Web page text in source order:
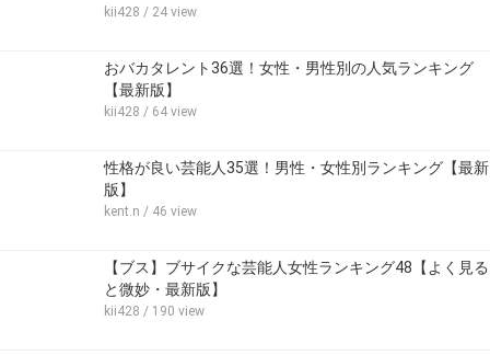
kii428 / 24 view
おバカタレント36選！女性・男性別の人気ランキング
【最新版】
kii428 / 64 view
性格が良い芸能人35選！男性・女性別ランキング【最新
版】
kent.n / 46 view
【ブス】ブサイクな芸能人女性ランキング48【よく見る
と微妙・最新版】
kii428 / 190 view